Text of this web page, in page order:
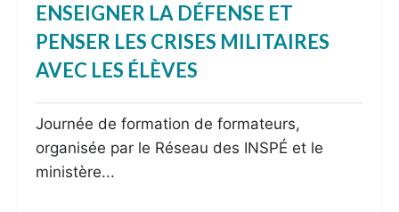
ENSEIGNER LA DÉFENSE ET
PENSER LES CRISES MILITAIRES
AVEC LES ÉLÈVES
Journée de formation de formateurs,
organisée par le Réseau des INSPÉ et le
ministère...